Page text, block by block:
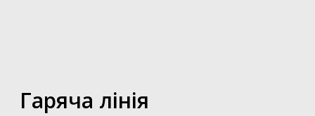
Гаряча лінія